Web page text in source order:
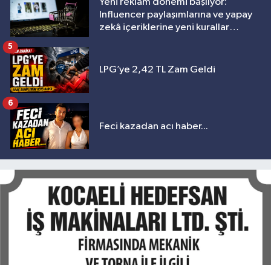
Influencer paylaşımlarına ve yapay
zekâ içeriklerine yeni kurallar
LPG’ye 2,42 TL Zam Geldi
5
Feci kazadan acı haber...
6